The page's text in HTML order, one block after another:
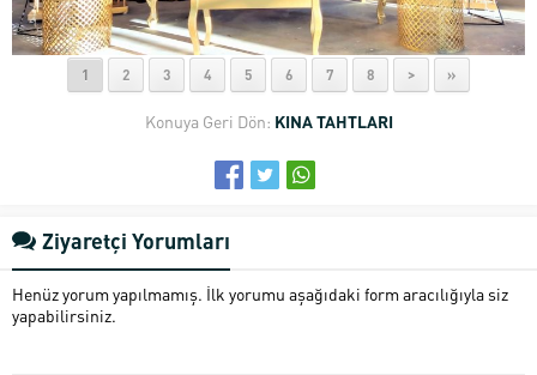
1 2 3 4 5 6 7 8 > »
Konuya Geri Dön: KINA TAHTLARI
Ziyaretçi Yorumları
Henüz yorum yapılmamış. İlk yorumu aşağıdaki form aracılığıyla siz
yapabilirsiniz.